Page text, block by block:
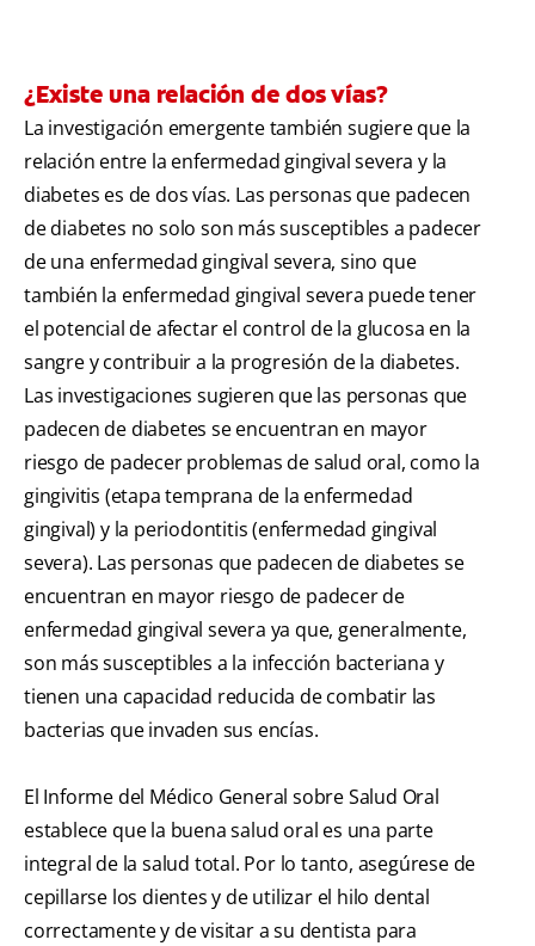
¿Existe una relación de dos vías?
La investigación emergente también sugiere que la
relación entre la enfermedad gingival severa y la
diabetes es de dos vías. Las personas que padecen
de diabetes no solo son más susceptibles a padecer
de una enfermedad gingival severa, sino que
también la enfermedad gingival severa puede tener
el potencial de afectar el control de la glucosa en la
sangre y contribuir a la progresión de la diabetes.
Las investigaciones sugieren que las personas que
padecen de diabetes se encuentran en mayor
riesgo de padecer problemas de salud oral, como la
gingivitis (etapa temprana de la enfermedad
gingival) y la periodontitis (enfermedad gingival
severa). Las personas que padecen de diabetes se
encuentran en mayor riesgo de padecer de
enfermedad gingival severa ya que, generalmente,
son más susceptibles a la infección bacteriana y
tienen una capacidad reducida de combatir las
bacterias que invaden sus encías.
El Informe del Médico General sobre Salud Oral
establece que la buena salud oral es una parte
integral de la salud total. Por lo tanto, asegúrese de
cepillarse los dientes y de utilizar el hilo dental
correctamente y de visitar a su dentista para